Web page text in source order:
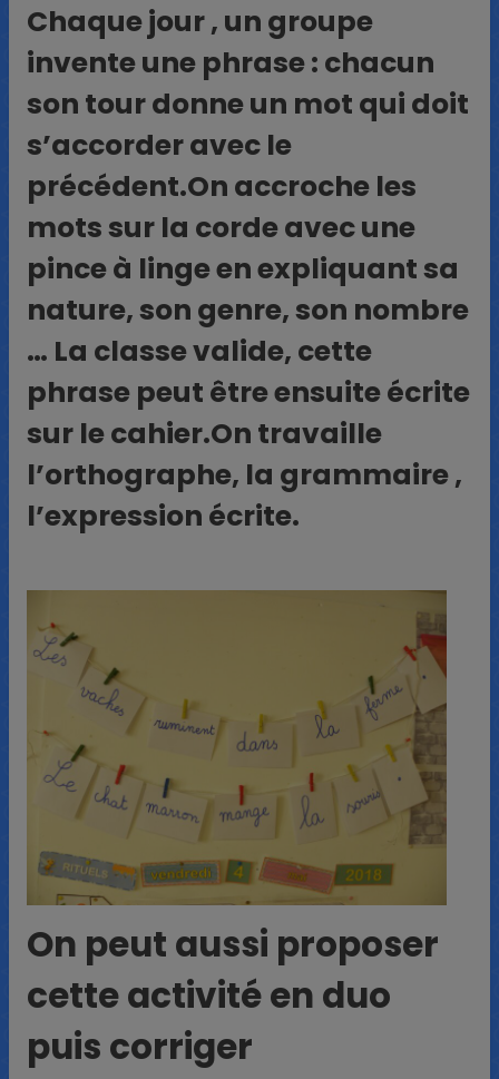
Chaque jour , un groupe
invente une phrase : chacun
son tour donne un mot qui doit
s’accorder avec le
précédent.On accroche les
mots sur la corde avec une
pince à linge en expliquant sa
nature, son genre, son nombre
… La classe valide, cette
phrase peut être ensuite écrite
sur le cahier.On travaille
l’orthographe, la grammaire ,
l’expression écrite.
On peut aussi proposer
cette activité en duo
puis corriger